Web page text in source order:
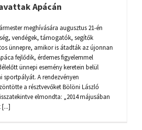
Apácán
meghívására augusztus 21-én
vendégek, támogatók, segítők
ünnepre, amikor is átadták az újonnan
fejlődik, érdemes figyelemmel
ünnepi esemény keretein belül
sportpályát. A rendezvényen
a résztvevőket Bölöni László
elmondta: „2014 májusában
[...]